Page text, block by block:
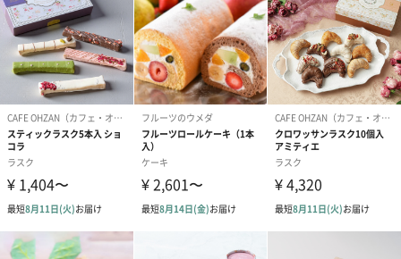
メッセージカードや封筒のデザインは一部変更する場合がありま
す。
写真付きメッセージカ
写真付きメッセージカ
【誕生日】